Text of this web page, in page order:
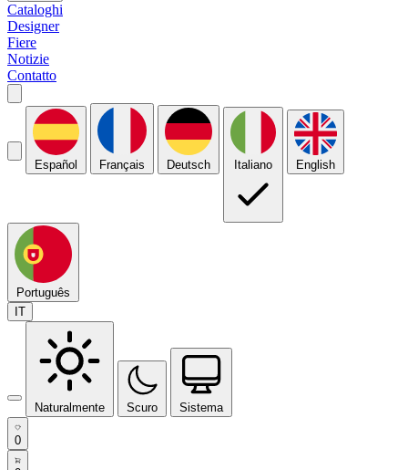
Cataloghi
Designer
Fiere
Notizie
Contatto
Español Français Deutsch Italiano English
Português
IT
Naturalmente Scuro Sistema
0